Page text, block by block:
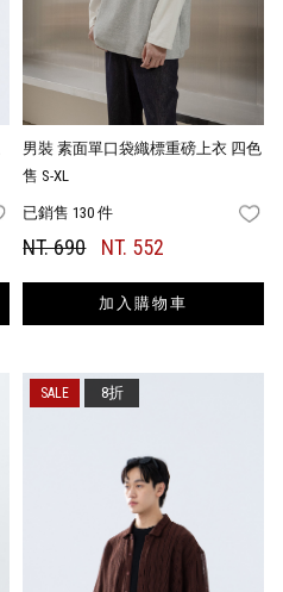
FAVORITES
男裝 素面單口袋織標重磅上衣 四色
售 S-XL
已銷售 130 件
NT. 690 NT. 552
加入購物車
8折